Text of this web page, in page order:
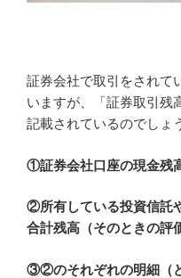
証券会社で取引をされて
いますが、「証券取引残
記載されているのでしょ
①証券会社口座の現金残
②所有している投資信託
合計残高（そのときの評
③②のそれぞれの明細（